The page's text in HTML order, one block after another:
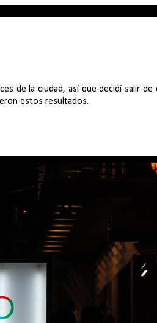
de la ciudad, así que decidí salir de
estos resultados.